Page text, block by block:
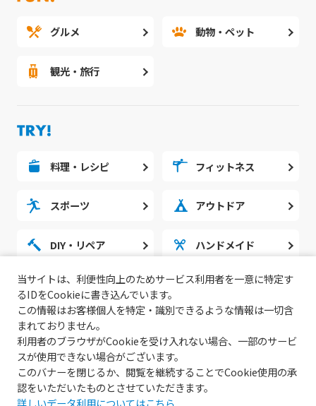
グルメ 動物・ペット
観光・旅行
料理・レシピ フィットネス
スポーツ アウトドア
DIY・リペア ハンドメイド
勉強・スタディ ノウハウ
当サイトは、利便性向上のためサービス利用者を一意に特定す
るIDをCookieに書き込んでいます。
この情報はお客様個人を特定・識別できるような情報は一切含
まれておりません。
利用者のブラウザがCookieを受け入れない場合、一部のサービ
スが使用できない場合がございます。
このバナーを閉じるか、閲覧を継続することでCookie使用の承
認をいただいたものとさせていただきます。
詳しいデータ利用についてはこちら